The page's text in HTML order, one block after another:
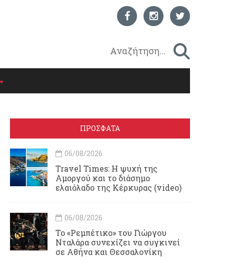
ΠΡΟΣΦΑΤΑ
06/08/2026
Travel Times: H ψυχή της
Αμοργού και το διάσημο
ελαιόλαδο της Κέρκυρας (video)
06/08/2026
Το «Ρεμπέτικο» του Γιώργου
Νταλάρα συνεχίζει να συγκινεί
σε Αθήνα και Θεσσαλονίκη